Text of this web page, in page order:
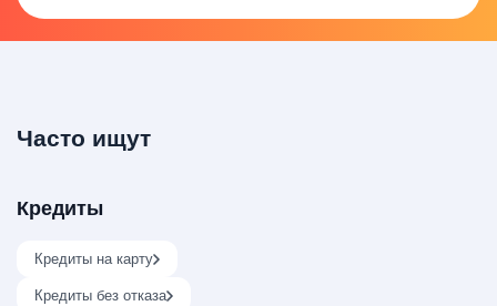
Часто ищут
Кредиты
Кредиты на карту
Кредиты без отказа